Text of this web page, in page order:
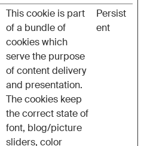
This cookie is part
of a bundle of
cookies which
serve the purpose
of content delivery
and presentation.
The cookies keep
the correct state of
font, blog/picture
sliders, color
Persist
ent